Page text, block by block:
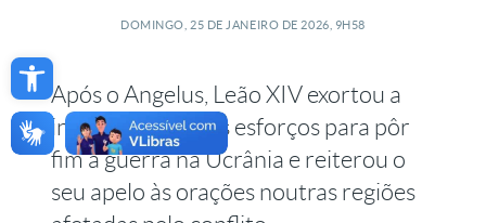
Open toolbar
DOMINGO, 25 DE JANEIRO DE 2026, 9H58
Após o Angelus, Leão XIV exortou a
intensificação dos esforços para pôr
fim à guerra na Ucrânia e reiterou o
seu apelo às orações noutras regiões